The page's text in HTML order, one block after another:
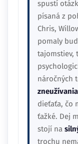
spustí
písaná z
Chris,
pomaly
tajomstiev,
náročných
dieťaťa, čo
ťažké. Dej
stojí na
trochu